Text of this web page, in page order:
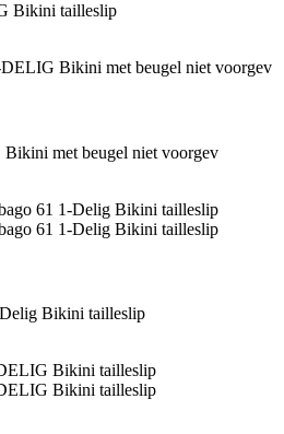
Bikini tailleslip
met beugel niet voorgev
Bikini tailleslip